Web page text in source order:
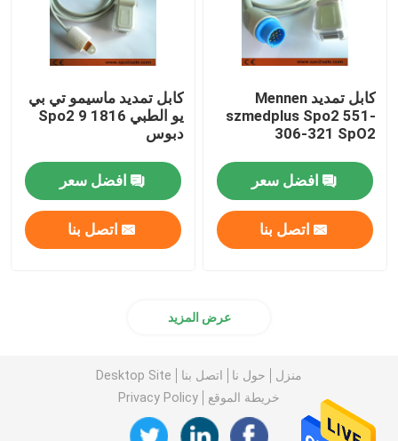
كابل تمديد Mennen
szmedplus Spo2 551-
306-321 SpO2
افضل سعر
اتصل بنا
كابل تمديد ماسيمو تي بي
يو الطبي 1816 Spo2 9
دبوس
افضل سعر
اتصل بنا
عرض المزيد
منزل حول نا اتصل بنا
Desktop Site
خريطة الموقع
Privacy Policy